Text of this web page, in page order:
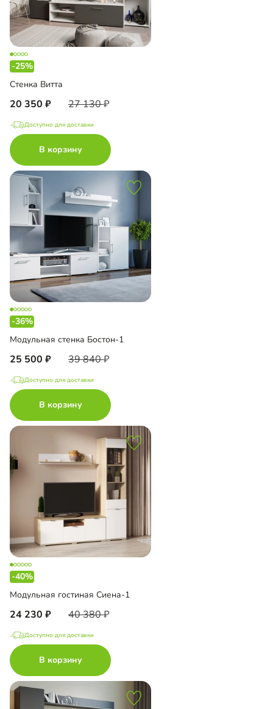
-25%
Стенка Витта
20 350 27 130
Доступно для доставки
В корзину
-36%
Модульная стенка Бостон-1
25 500 39 840
Доступно для доставки
В корзину
-40%
Модульная гостиная Сиена-1
24 230 40 380
Доступно для доставки
В корзину